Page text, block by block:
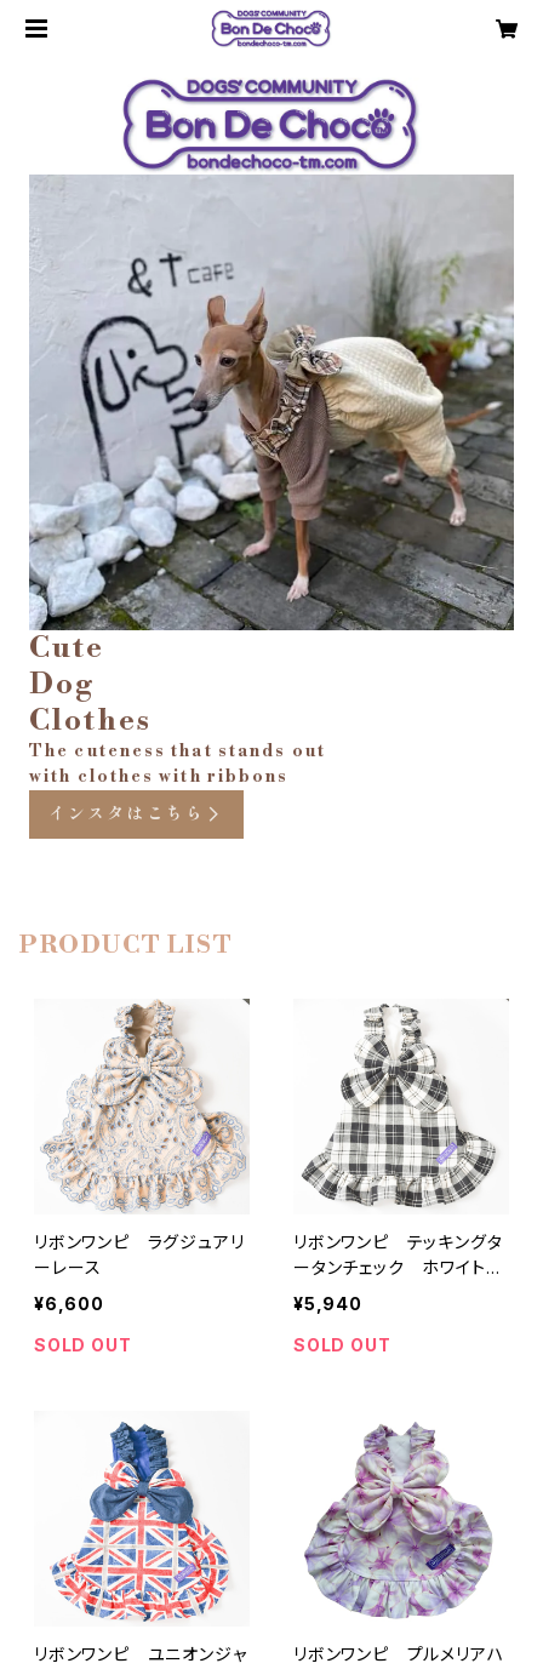
Cute
Dog
Clothes
The cuteness that stands out
with clothes with ribbons
インスタはこちら
PRODUCT LIST
リボンワンピ ラグジュアリ
ーレース
¥6,600
SOLD OUT
リボンワンピ テッキングタ
ータンチェック ホワイト×
ブラック
¥5,940
SOLD OUT
リボンワンピ ユニオンジャ
リボンワンピ プルメリアハ